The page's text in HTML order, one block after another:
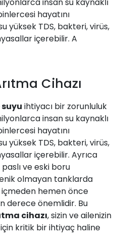
hayatını
yüksek TDS, bakteri, virüs,
içerebilir. A
Cihazı
ihtiyacı bir zorunluluk
insan su kaynaklı
hayatını
yüksek TDS, bakteri, virüs,
içerebilir. Ayrıca
ve eski boru
olmayan tanklarda
hemen önce
derece önemlidir. Bu
cihazı, sizin ve ailenizin
için kritik bir ihtiyaç haline